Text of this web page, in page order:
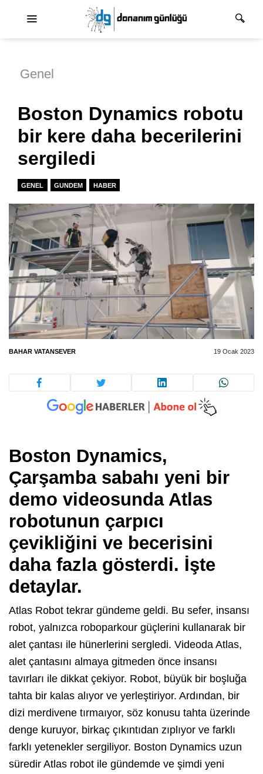
Genel
Boston Dynamics robotu
bir kere daha becerilerini
sergiledi
GENEL GUNDEM HABER
BAHAR VATANSEVER 19 Ocak 2023
Boston Dynamics,
Çarşamba sabahı yeni bir
demo videosunda Atlas
robotunun çarpıcı
çevikliğini ve becerisini
daha fazla gösterdi. İşte
detaylar.
Atlas Robot tekrar gündeme geldi. Bu sefer, insansı
robot, yalnızca roboparkour güçlerini kullanarak bir
alet çantası ile hünerlerini sergledi. Videoda Atlas,
alet çantasını almaya gitmeden önce insansı
tavırları ile dikkat çekiyor. Robot, büyük bir boşluğa
tahta bir kalas alıyor ve yerleştiriyor. Ardından, bir
dizi merdivene tırmaıyor, söz konusu tahta üzerinde
denge kuruyor, birkaç çıkıntıdan zıplıyor ve farklı
farklı yetenekler sergiliyor. Boston Dynamics uzun
süredir Atlas robot ile gündemde ve şimdi yeni